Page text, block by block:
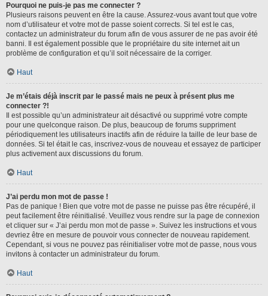
Pourquoi ne puis-je pas me connecter ?
Plusieurs raisons peuvent en être la cause. Assurez-vous avant tout que votre
nom d’utilisateur et votre mot de passe soient corrects. Si tel est le cas,
contactez un administrateur du forum afin de vous assurer de ne pas avoir été
banni. Il est également possible que le propriétaire du site internet ait un
problème de configuration et qu’il soit nécessaire de la corriger.
Haut
Je m’étais déjà inscrit par le passé mais ne peux à présent plus me
connecter ?!
Il est possible qu’un administrateur ait désactivé ou supprimé votre compte
pour une quelconque raison. De plus, beaucoup de forums suppriment
périodiquement les utilisateurs inactifs afin de réduire la taille de leur base de
données. Si tel était le cas, inscrivez-vous de nouveau et essayez de participer
plus activement aux discussions du forum.
Haut
J’ai perdu mon mot de passe !
Pas de panique ! Bien que votre mot de passe ne puisse pas être récupéré, il
peut facilement être réinitialisé. Veuillez vous rendre sur la page de connexion
et cliquer sur « J’ai perdu mon mot de passe ». Suivez les instructions et vous
devriez être en mesure de pouvoir vous connecter de nouveau rapidement.
Cependant, si vous ne pouvez pas réinitialiser votre mot de passe, nous vous
invitons à contacter un administrateur du forum.
Haut